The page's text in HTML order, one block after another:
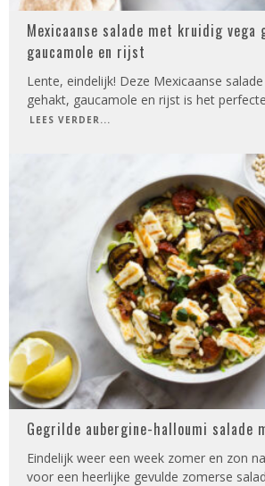
Mexicaanse salade met kruidig vega
gaucamole en rijst
Lente, eindelijk! Deze Mexicaanse
gehakt, gaucamole en rijst is het
LEES VERDER...
Gegrilde aubergine-halloumi salade
Eindelijk weer een week zomer en zon
voor een heerlijke gevulde zomerse